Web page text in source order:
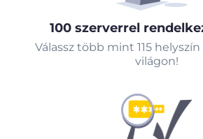
100 szerverrel
Válassz több mint 115
világon!